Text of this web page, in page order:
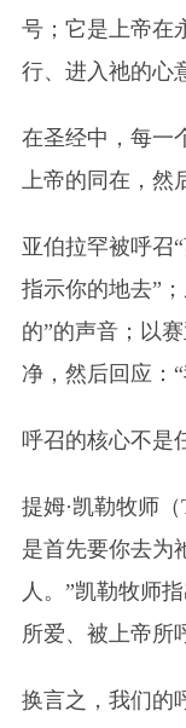
号；它是上帝在
行、进入祂的心
在圣经中，每一
上帝的同在，然
亚伯拉罕被呼召
指示你的地去”
的”的声音；以
净，然后回应：
呼召的核心不是
提姆·凯勒牧师
是首先要你去为
人。”凯勒牧师
所爱、被上帝所
换言之，我们的